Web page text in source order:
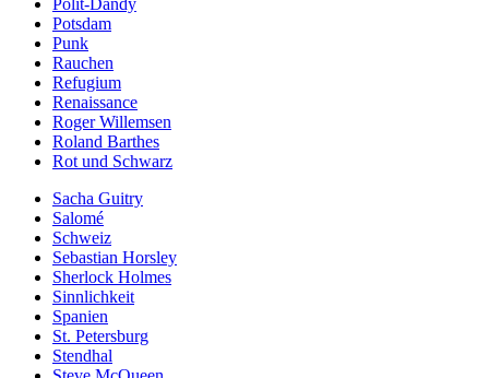
Potsdam
Punk
Rauchen
Refugium
Renaissance
Roger Willemsen
Roland Barthes
Rot und Schwarz
Sacha Guitry
Salomé
Schweiz
Sebastian Horsley
Sherlock Holmes
Sinnlichkeit
Spanien
St. Petersburg
Stendhal